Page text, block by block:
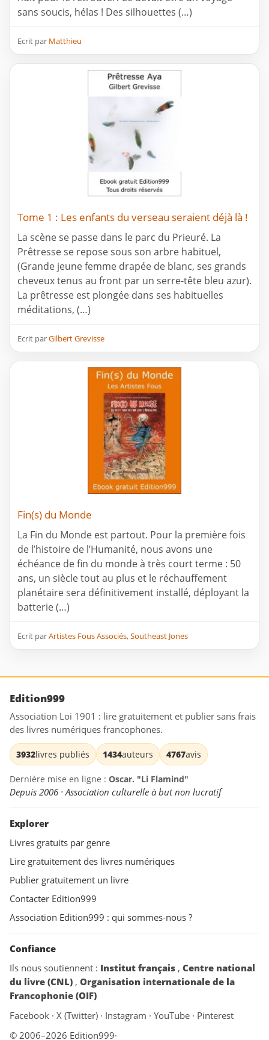
sans soucis, hélas ! Des silhouettes (…)
Ecrit par Matthieu
Tome 1 : Les enfants du verseau seraient déjà là !
La scène se passe dans le parc du Prieuré. La
Prêtresse se repose sous son arbre habituel,
(Grande jeune femme drapée de blanc, ses grands
cheveux tenus au front par un serre-tête bleu azur).
La prêtresse est plongée dans ses habituelles
méditations, (…)
Ecrit parGilbert Grevisse
Fin(s) du Monde
La Fin du Monde est partout. Pour la première fois
de l’histoire de l’Humanité, nous avons une
échéance de fin du monde à très court terme : 50
ans, un siècle tout au plus et le réchauffement
planétaire sera définitivement installé, déployant la
batterie (…)
Ecrit parArtistes Fous Associés,Southeast Jones
Edition999
Association Loi 1901 : lire gratuitement et publier sans frais
des livres numériques francophones.
3932livres publiés 1434auteurs 4767avis
Dernière mise en ligne : Oscar. "Li Flamind"
Depuis 2006 · Association culturelle à but non lucratif
Explorer
Livres gratuits par genre
Lire gratuitement des livres numériques
Publier gratuitement un livre
Contacter Edition999
Association Edition999 : qui sommes-nous ?
Confiance
Ils nous soutiennent : Institut français , Centre national
du livre (CNL) , Organisation internationale de la
Francophonie (OIF)
Facebook · X (Twitter) · Instagram · YouTube · Pinterest
© 2006–2026 Edition999·